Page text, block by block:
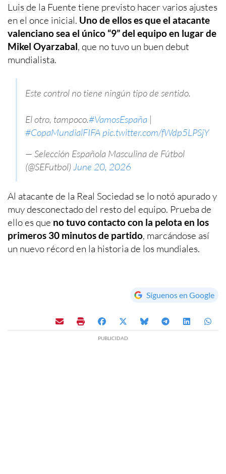
Luis de la Fuente tiene previsto hacer varios ajustes
en el once inicial. Uno de ellos es que el atacante
valenciano sea el único “9” del equipo en lugar de
Mikel Oyarzabal, que no tuvo un buen debut
mundialista.
Este control no tiene ningún tipo de sentido.
El otro, tampoco.#VamosEspaña |
#CopaMundialFIFA pic.twitter.com/fWdp5LPSjY
— Selección Española Masculina de Fútbol
(@SEFutbol) June 20, 2026
Al atacante de la Real Sociedad se lo notó apurado y
muy desconectado del resto del equipo. Prueba de
ello es que no tuvo contacto con la pelota en los
primeros 30 minutos de partido, marcándose así
un nuevo récord en la historia de los mundiales.
Síguenos en Google